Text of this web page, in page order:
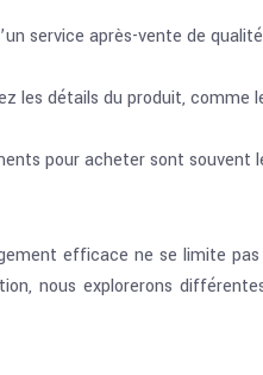
service après-vente de
les détails du produit, comme
pour acheter sont souvent
efficace ne se limite
nous explorerons